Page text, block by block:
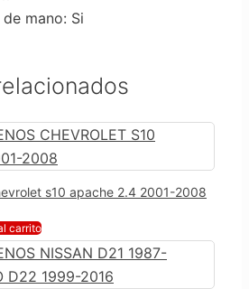
mano: Si
s10 apache 2.4 2001-2008
carrito